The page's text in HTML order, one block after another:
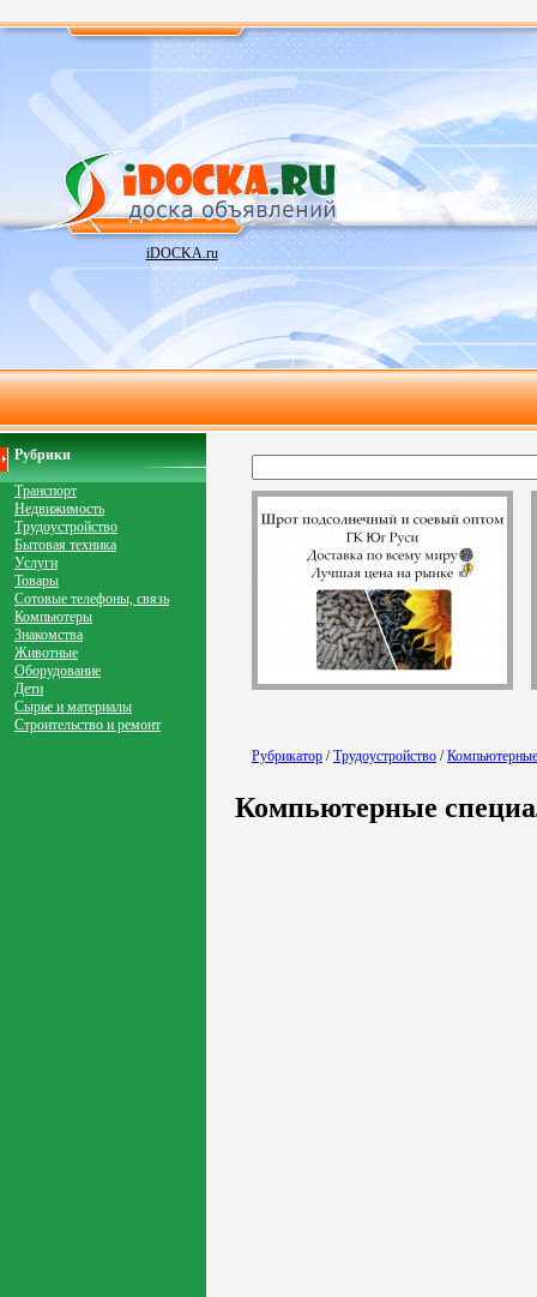
iDOCKA.ru
Рубрики
Транспорт
Недвижимость
Трудоустройство
Бытовая техника
Услуги
Товары
Сотовые телефоны, связь
Компьютеры
Знакомства
Животные
Оборудование
Дети
Сырье и материалы
Строительство и ремонт
Рубрикатор /Трудоустройство /
Компьютерные